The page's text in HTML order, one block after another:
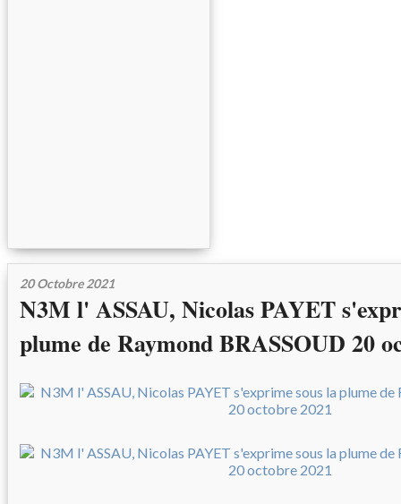
20 Octobre 2021
N3M l' ASSAU, Nicolas PAYET
plume de Raymond BRASSOUD 20